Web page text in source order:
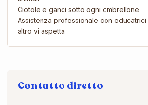
Ciotole e ganci sotto ogni ombrellone
Assistenza professionale con
altro vi aspetta
Contatto diretto